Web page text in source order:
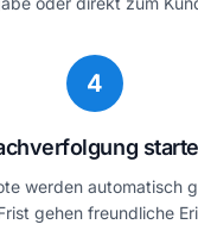
4
werden automatisch
gehen freundliche